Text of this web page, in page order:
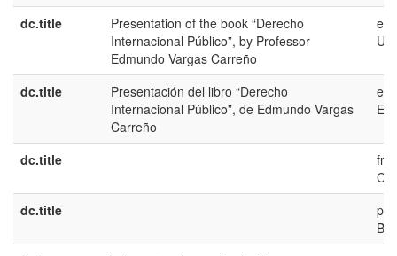
dc.title
Presentation of the book “Derecho
Internacional Público”, by Professor
Edmundo Vargas Carreño
en-
US
dc.title
Presentación del libro “Derecho
Internacional Público”, de Edmundo Vargas
Carreño
es-
ES
dc.title
fr-
CA
dc.title
pt-
BR